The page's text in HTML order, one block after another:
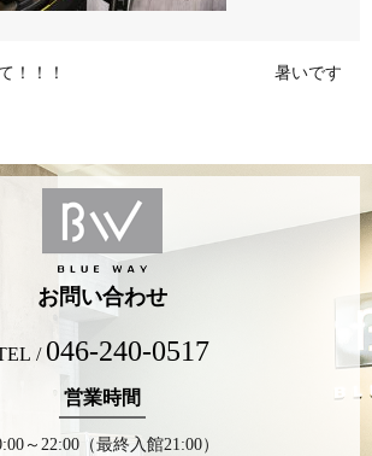
！！！ 暑いです
お問い合わせ
/ 046-240-0517
営業時間
～22:00（最終入館21:00）